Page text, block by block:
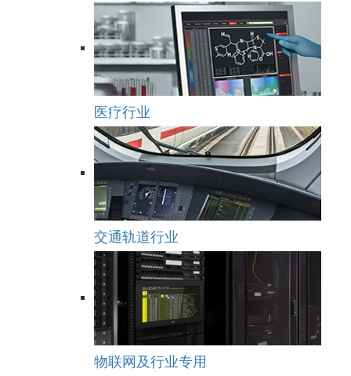
医疗行业
交通轨道行业
物联网及行业专用